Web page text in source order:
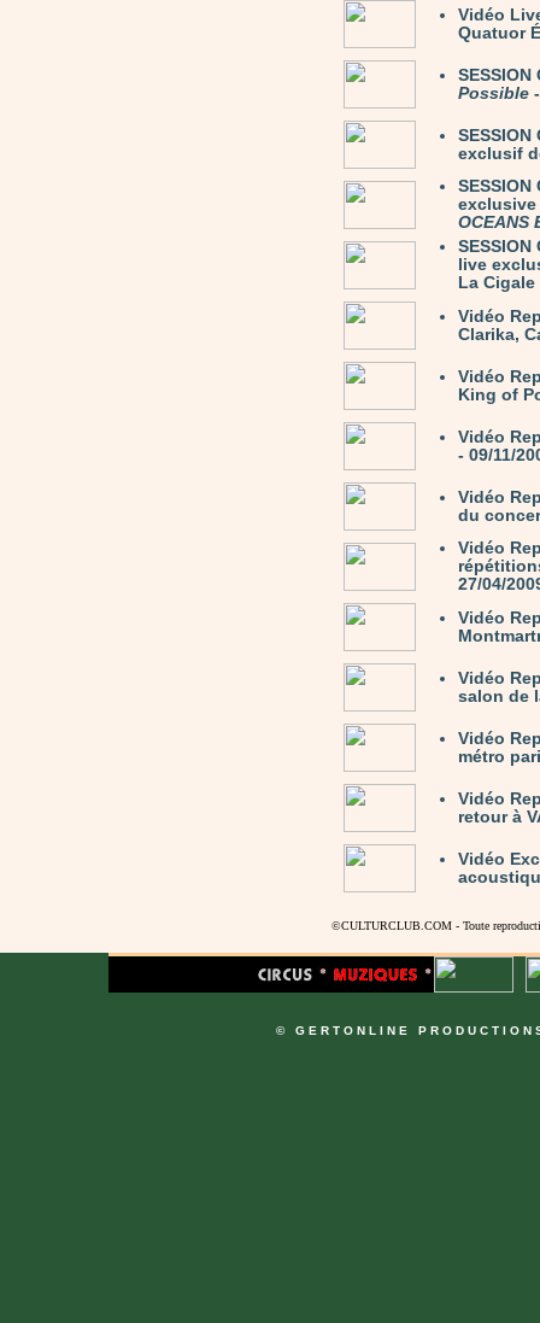
Vidéo
Quatuor
Possible
exclusif
OCEANS
live
La Cigale
Vidéo
Clarika,
Vidéo
King of
Vidéo
- 09/11/
Vidéo
du
Vidéo
27/04/
Vidéo
Vidéo
salon de
Vidéo
métro
Vidéo
retour à
Vidéo
©CULTURCLUB.COM - Toute
© GERTONLINE